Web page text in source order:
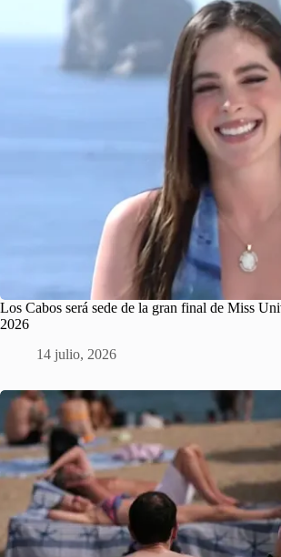
Los Cabos será sede de la gran final de Miss
2026
14 julio, 2026